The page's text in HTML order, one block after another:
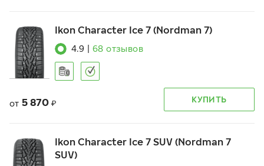
Ikon Character Ice 7 (Nordman 7)
4.9 68 отзывов
от 5 870 ₽ КУПИТЬ
Ikon Character Ice 7 SUV (Nordman 7
SUV)